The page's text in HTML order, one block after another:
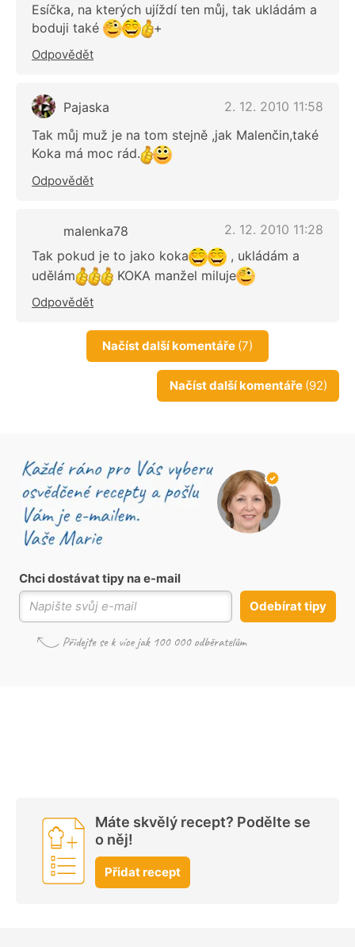
Esíčka, na kterých ujíždí ten můj, tak ukládám a
boduji také
+
Odpovědět
Pajaska
2. 12. 2010 11:58
Tak můj muž je na tom stejně ,jak Malenčin,také
Koka má moc rád.
Odpovědět
malenka78
2. 12. 2010 11:28
Tak pokud je to jako koka
, ukládám a
udělám
KOKA manžel miluje
Odpovědět
Načíst další komentáře (7)
Načíst další komentáře (92)
Chci dostávat tipy na e-mail
Odebírat tipy
Máte skvělý recept? Podělte se
o něj!
Přidat recept